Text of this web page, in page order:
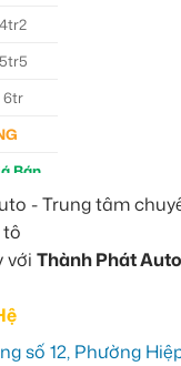
4tr2
5tr5
6tr
Bán
4tr5
5tr
với Thành Phát Auto
số 12, Phường